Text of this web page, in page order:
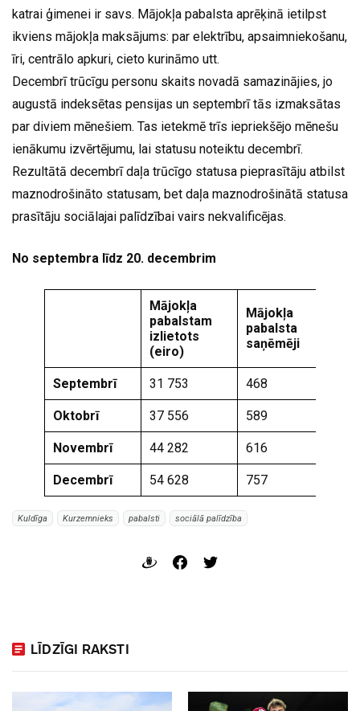
katrai ģimenei ir savs. Mājokļa pabalsta aprēķinā ietilpst
ikviens mājokļa maksājums: par elektrību, apsaimniekošanu,
īri, centrālo apkuri, cieto kurināmo utt.
Decembrī trūcīgu personu skaits novadā samazinājies, jo
augustā indeksētas pensijas un septembrī tās izmaksātas
par diviem mēnešiem. Tas ietekmē trīs iepriekšējo mēnešu
ienākumu izvērtējumu, lai statusu noteiktu decembrī.
Rezultātā decembrī daļa trūcīgo statusa pieprasītāju atbilst
maznodrošināto statusam, bet daļa maznodrošinātā statusa
prasītāju sociālajai palīdzībai vairs nekvalificējas.
No septembra līdz 20. decembrim
Mājokļa
pabalstam
izlietots
(eiro)
Mājokļa
pabalsta
saņēmēji
Septembrī 31 753 468
Oktobrī 37 556 589
Novembrī 44 282 616
Decembrī 54 628 757
Kuldīga Kurzemnieks pabalsti sociālā palīdzība
LĪDZĪGI RAKSTI